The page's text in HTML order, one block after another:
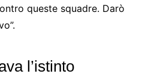
queste squadre. Darò
l’istinto